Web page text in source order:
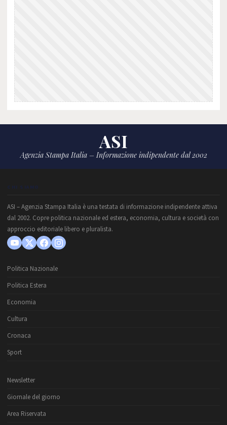
ASI
Agenzia Stampa Italia – Informazione indipendente dal 2002
CHI SIAMO
ASI – Agenzia Stampa Italia è una testata di informazione indipendente attiva
dal 2002. Copre politica nazionale ed estera, economia, cultura e società con
approccio editoriale libero e pluralista.
Politica Nazionale
Politica Estera
Economia
Cultura
Cronaca
Sport
Newsletter
Giornale del giorno
Area Riservata